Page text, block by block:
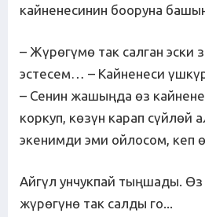
кайненесинин бооруна
– Жүрөгүмө так салган эски
эстесем… – Кайненеси
– Сенин жашыңда өз
коркуп, көзүн карап сүйлөй
экенимди эми ойлосом, кеп
Айгүл унчукпай тыңшады.
жүрөгүнө так салды го...